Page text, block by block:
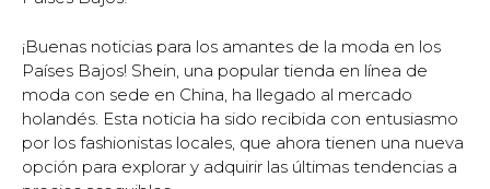
¡Buenas noticias para los amantes de la moda en los
Países Bajos! Shein, una popular tienda en línea de
moda con sede en China, ha llegado al mercado
holandés. Esta noticia ha sido recibida con entusiasmo
por los fashionistas locales, que ahora tienen una nueva
opción para explorar y adquirir las últimas tendencias a